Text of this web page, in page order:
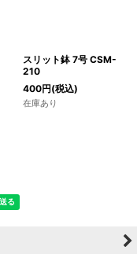
スリット鉢 7号 CSM-
210
400円(税込)
在庫あり